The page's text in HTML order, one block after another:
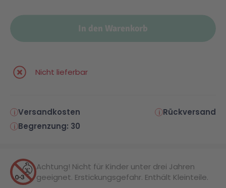
In den Warenkorb
Nicht lieferbar
Versandkosten
Rückversand
Begrenzung: 30
Achtung! Nicht für Kinder unter drei Jahren
geeignet. Erstickungsgefahr. Enthält Kleinteile.